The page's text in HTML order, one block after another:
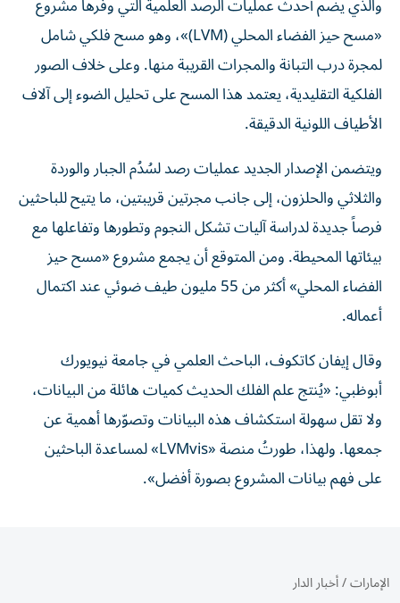
«مسح حيز الفضاء المحلي (LVM)»، وهو مسح فلكي شامل
لمجرة درب التبانة والمجرات القريبة منها. وعلى خلاف الصور
الفلكية التقليدية، يعتمد هذا المسح على تحليل الضوء إلى آلاف
الأطياف اللونية الدقيقة.
ويتضمن الإصدار الجديد عمليات رصد لسُدُم الجبار والوردة
والثلاثي والحلزون، إلى جانب مجرتين قريبتين، ما يتيح للباحثين
فرصاً جديدة لدراسة آليات تشكل النجوم وتطورها وتفاعلها مع
بيئاتها المحيطة. ومن المتوقع أن يجمع مشروع «مسح حيز
الفضاء المحلي» أكثر من 55 مليون طيف ضوئي عند اكتمال
أعماله.
وقال إيفان كاتكوف، الباحث العلمي في جامعة نيويورك
أبوظبي: «يُنتج علم الفلك الحديث كميات هائلة من البيانات،
ولا تقل سهولة استكشاف هذه البيانات وتصوّرها أهمية عن
جمعها. ولهذا، طورتُ منصة «LVMvis» لمساعدة الباحثين
على فهم بيانات المشروع بصورة أفضل».
الإمارات/أخبار الدار